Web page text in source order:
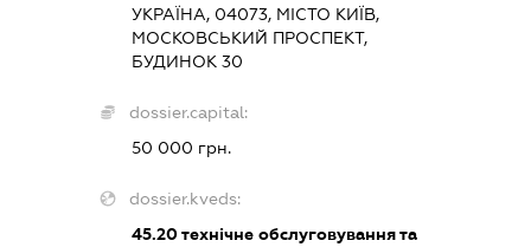
УКРАЇНА, 04073, МІСТО КИЇВ,
МОСКОВСЬКИЙ ПРОСПЕКТ,
БУДИНОК 30
dossier.capital:
50 000 грн.
dossier.kveds:
45.20технічне обслуговування та